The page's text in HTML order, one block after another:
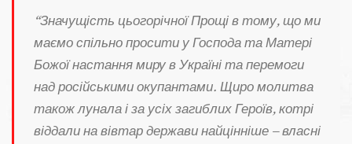
“Значущість цьогорічної Прощі в тому, що ми
маємо спільно просити у Господа та Матері
Божої настання миру в Україні та перемоги
над російськими окупантами. Щиро молитва
також лунала і за усіх загиблих Героїв, котрі
віддали на вівтар держави найцінніше – власні